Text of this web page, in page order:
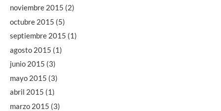
noviembre 2015 (2)
octubre 2015 (5)
septiembre 2015 (1)
agosto 2015 (1)
junio 2015 (3)
mayo 2015 (3)
abril 2015 (1)
marzo 2015 (3)